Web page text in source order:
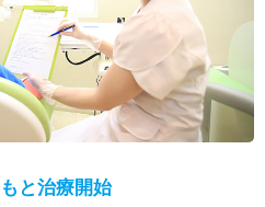
と治療開始